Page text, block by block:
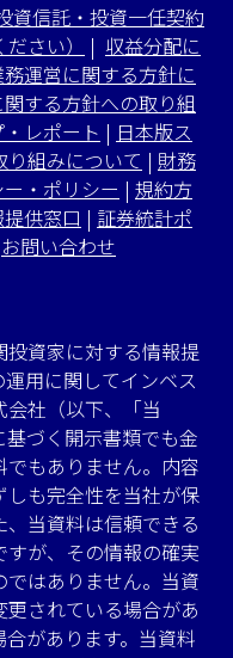
資信託・投資一任契約
さい）
| 収益分配に
運営に関する方針に
する方針への取り組
レポート | 日本版ス
組みについて | 財務
・ポリシー | 規約方
供窓口 | 証券統計ポ
お問い合わせ
資家に対する情報提
用に関してインベス
社（以下、「当
づく開示書類でも金
もありません。内容
しも完全性を当社が保
当資料は信頼できる
が、その情報の確実
はありません。当資
されている場合があ
があります。当資料